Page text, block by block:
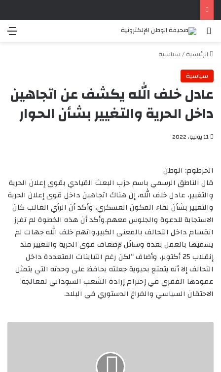
بحث عن
الرئيسية/سياسية
سياسية
عادل خلف الله يكشف عن اتجاهين
داخل الحرية والتغيير بشأن الحوار
11 يونيو، 2022
الخرطوم: الوطن
قال الناطق الرسمي باسم حزب البعث القيادي بقوى إعلان الحرية
والتغيير، عادل خلف الله، إن هناك اتجاهين داخل قوى إعلان الحرية
والتغيير بشأن لقاء المكون العسكري، وأكد أن الرأي الغالب كان
الاستجابة للدعوة والجلوس معهم.وأكد أن هذه الخطوة لم تفرز
انقسام داخل التحالف بالمعنى الكبير.واتهم خلف الله جهات لم
يسميها بالعمل بعدة وسائل لإضعاف قوى الحرية والتغيير منذ
إنقلاب 25 أكتوبر، وأضاف “لكن رغم التباينات المتعددة داخل
التحالف إلا أنه يتمتع بحيوية جعلته يحافظ على وحدته التي يتمثل
عمودها الفقري في إحترام إرادة الشعب السوداني لمعالجة
الاحتقان السياسي والفراغ الدستوري في البلاد.
المواصفات